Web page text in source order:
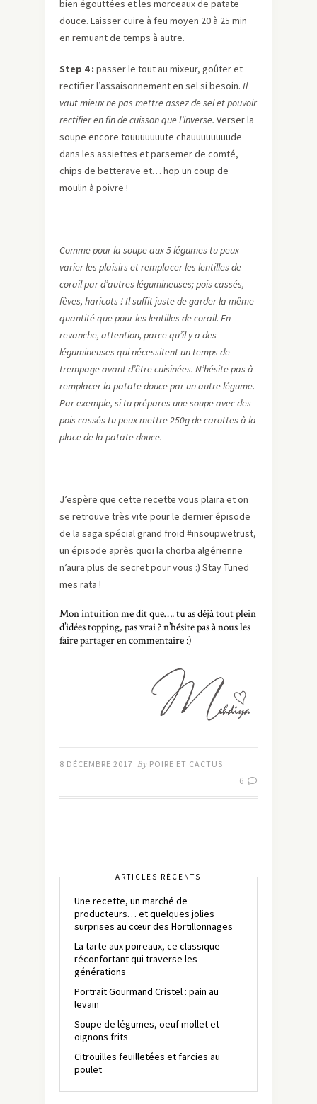
bien égouttées et les morceaux de patate
douce. Laisser cuire à feu moyen 20 à 25 min
en remuant de temps à autre.
Step 4 : passer le tout au mixeur, goûter et
rectifier l’assaisonnement en sel si besoin. Il
vaut mieux ne pas mettre assez de sel et pouvoir
rectifier en fin de cuisson que l’inverse. Verser la
soupe encore touuuuuuute chauuuuuuuude
dans les assiettes et parsemer de comté,
chips de betterave et… hop un coup de
moulin à poivre !
Comme pour la soupe aux 5 légumes tu peux
varier les plaisirs et remplacer les lentilles de
corail par d’autres légumineuses; pois cassés,
fèves, haricots ! Il suffit juste de garder la même
quantité que pour les lentilles de corail. En
revanche, attention, parce qu’il y a des
légumineuses qui nécessitent un temps de
trempage avant d’être cuisinées. N’hésite pas à
remplacer la patate douce par un autre légume.
Par exemple, si tu prépares une soupe avec des
pois cassés tu peux mettre 250g de carottes à la
place de la patate douce.
J’espère que cette recette vous plaira et on
se retrouve très vite pour le dernier épisode
de la saga spécial grand froid #insoupwetrust,
un épisode après quoi la chorba algérienne
n’aura plus de secret pour vous :) Stay Tuned
mes rata !
Mon intuition me dit que…. tu as déjà tout plein
d’idées topping, pas vrai ? n’hésite pas à nous les
faire partager en commentaire :)
8 DÉCEMBRE 2017 By POIRE ET CACTUS
6
ARTICLES RÉCENTS
Une recette, un marché de
producteurs… et quelques jolies
surprises au cœur des Hortillonnages
La tarte aux poireaux, ce classique
réconfortant qui traverse les
générations
Portrait Gourmand Cristel : pain au
levain
Soupe de légumes, oeuf mollet et
oignons frits
Citrouilles feuilletées et farcies au
poulet